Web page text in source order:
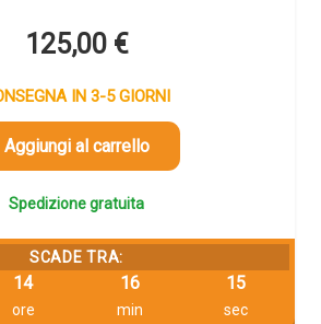
125,00 €
IN 3-5 GIORNI
Aggiungi al carrello
Spedizione gratuita
SCADE TRA:
14
ore
16
min
15
sec